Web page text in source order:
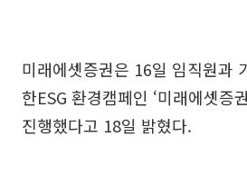
미래에셋증권은 16일 임직원과
한ESG 환경캠페인 ‘미래에셋증
진행했다고 18일 밝혔다.